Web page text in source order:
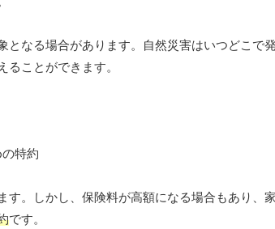
となる場合があります。自然災害はいつどこで
ことができます。
す。しかし、保険料が高額になる場合もあり、
です。